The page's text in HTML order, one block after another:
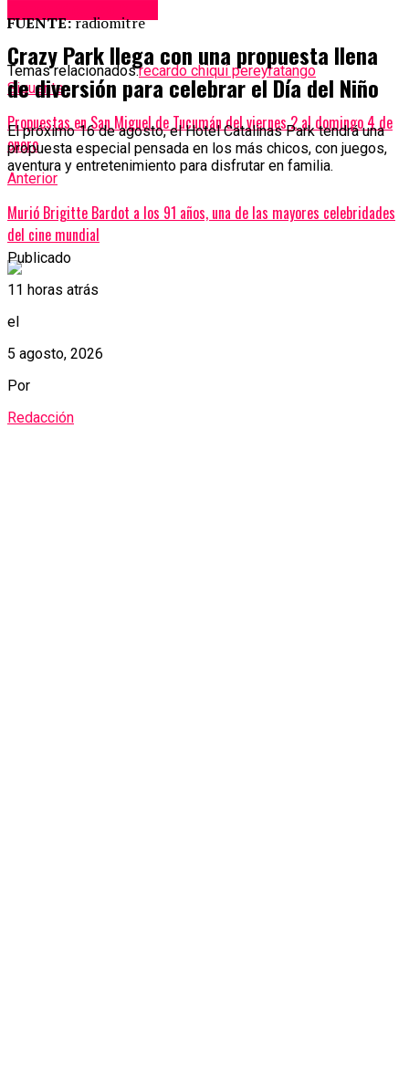
FUENTE:radiomitre
Temas relacionados:recardo chiqui pereyratango
Siguente
Propuestas en San Miguel de Tucumán del viernes 2 al domingo 4 de
enero
Anterior
Murió Brigitte Bardot a los 91 años, una de las mayores celebridades
del cine mundial
Crazy Park llega con una propuesta llena
de diversión para celebrar el Día del Niño
El próximo 16 de agosto, el Hotel Catalinas Park tendrá una
propuesta especial pensada en los más chicos, con juegos,
aventura y entretenimiento para disfrutar en familia.
Publicado
11 horas atrás
el
5 agosto, 2026
Por
Redacción